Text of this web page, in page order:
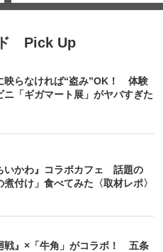
ド Pick Up
映らなければ“盗み”OK！ 体験
ニ「ギガマート展」がヤバすぎた
いかわ』コラボカフェ 話題の
煮付け」食べてみた〈取材レポ〉
戦』×「牛角」がコラボ！ 五条